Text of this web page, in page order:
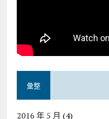
彙整
2016 年 5 月 (4)